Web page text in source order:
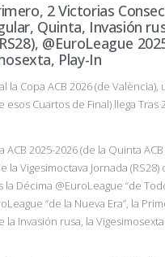
2 Victorias
Quinta, Invasión
@EuroLeague
Play-In
la Copa ACB 2026 (de València),
Cuartos de Final) llega Tras
ACB 2025-2026 (de la Quinta
Vigesimoctava Jornada (RS28)
la Décima @EuroLeague “de
“de la Nueva Era”, la
Invasión rusa, la